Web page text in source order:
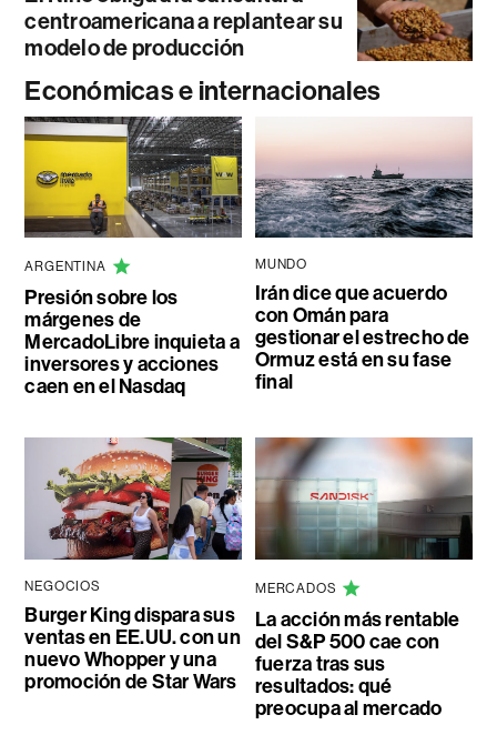
centroamericana a replantear su
modelo de producción
Económicas e internacionales
ARGENTINA
Presión sobre los
márgenes de
MercadoLibre inquieta a
inversores y acciones
caen en el Nasdaq
MUNDO
Irán dice que acuerdo
con Omán para
gestionar el estrecho de
Ormuz está en su fase
final
NEGOCIOS
Burger King dispara sus
ventas en EE.UU. con un
nuevo Whopper y una
promoción de Star Wars
MERCADOS
La acción más rentable
del S&P 500 cae con
fuerza tras sus
resultados: qué
preocupa al mercado